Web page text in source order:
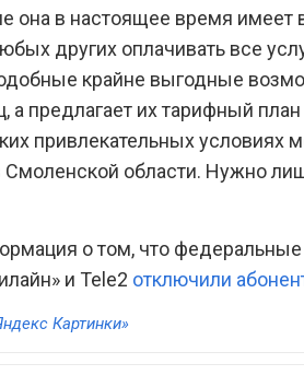
она в настоящее время имеет
других оплачивать все
крайне выгодные
а предлагает их тарифный
привлекательных условиях
области. Нужно
о том, что
и Tele2 отключили
Картинки»